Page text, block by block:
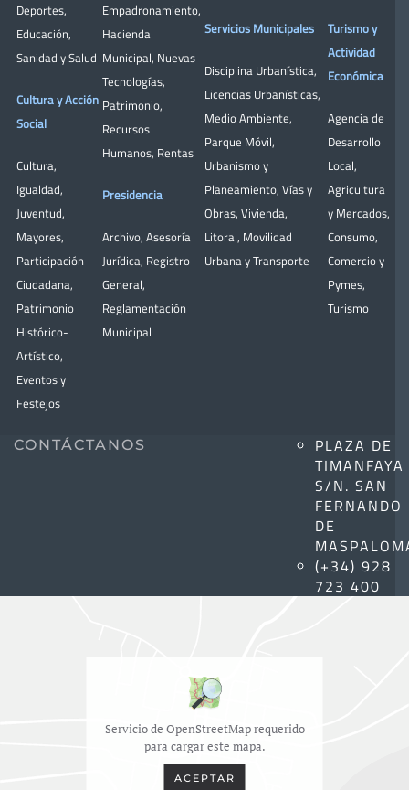
Deportes,
Educación,
Sanidad y Salud
Cultura y Acción
Social
Cultura,
Igualdad,
Juventud,
Mayores,
Participación
Ciudadana,
Patrimonio
Histórico-
Artístico,
Eventos y
Festejos
Empadronamiento,
Hacienda
Municipal, Nuevas
Tecnologías,
Patrimonio,
Recursos
Humanos, Rentas
Presidencia
Archivo, Asesoría
Jurídica, Registro
General,
Reglamentación
Municipal
Servicios Municipales
Disciplina Urbanística,
Licencias Urbanísticas,
Medio Ambiente,
Parque Móvil,
Urbanismo y
Planeamiento, Vías y
Obras, Vivienda,
Litoral, Movilidad
Urbana y Transporte
Turismo y
Actividad
Económica
Agencia de
Desarrollo
Local,
Agricultura
y Mercados,
Consumo,
Comercio y
Pymes,
Turismo
CONTÁCTANOS
PLAZA DE
TIMANFAYA
S/N. SAN
FERNANDO
DE
(+34) 928
723 400
Servicio de OpenStreetMap requerido
para cargar este mapa.
ACEPTAR